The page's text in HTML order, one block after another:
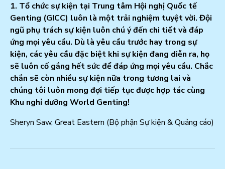
1. Tổ chức sự kiện tại Trung tâm Hội nghị Quốc tế
Genting (GICC) luôn là một trải nghiệm tuyệt vời. Đội
ngũ phụ trách sự kiện luôn chú ý đến chi tiết và đáp
ứng mọi yêu cầu. Dù là yêu cầu trước hay trong sự
kiện, các yêu cầu đặc biệt khi sự kiện đang diễn ra, họ
sẽ luôn cố gắng hết sức để đáp ứng mọi yêu cầu. Chắc
chắn sẽ còn nhiều sự kiện nữa trong tương lai và
chúng tôi luôn mong đợi tiếp tục được hợp tác cùng
Khu nghỉ dưỡng World Genting!
Sheryn Saw, Great Eastern (Bộ phận Sự kiện & Quảng cáo)